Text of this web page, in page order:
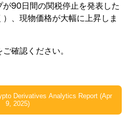
が90日間の関税停止を発表した
、現物価格が大幅に上昇しま
確認ください。
Derivatives Analytics Report (Apr
9, 2025)